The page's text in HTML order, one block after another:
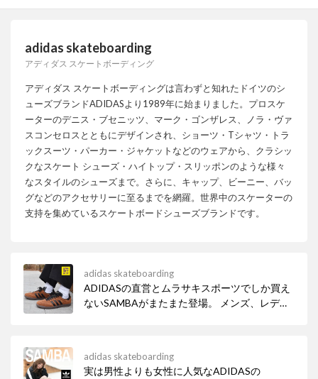
adidas skateboarding
アディダス スケートボーディング
アディダス スケートボーディングは言わずと知れたドイツのシ
ューズブランドADIDASより1989年に始まりました。プロスケ
ーターのデニス・ブセニッツ、マーク・ゴンザレス、ノラ・ヴァ
スコンセロスとともにデザインされ、ショーツ・Tシャツ・トラ
ックスーツ・パーカー・ジャケットなどのウェアから、クラシッ
クなスケート シューズ・ハイトップ・スリッポンのような様々
なスタイルのシューズまで。さらに、キャップ、ビーニー、バッ
グなどのアクセサリーに至るまでを網羅。世界中のスケーターの
支持を集めているスケートボードシューズブランドです。
adidas skateboarding
ADIDASの直営とムラサキスポーツでしか買え
ないSAMBAがまたまた登場。 メンズ、レディ
adidas skateboarding
実は男性よりも女性に人気なADIDASの